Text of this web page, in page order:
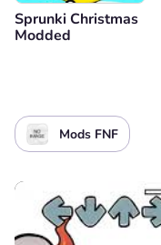
Sprunki Christmas
Modded
Mods FNF